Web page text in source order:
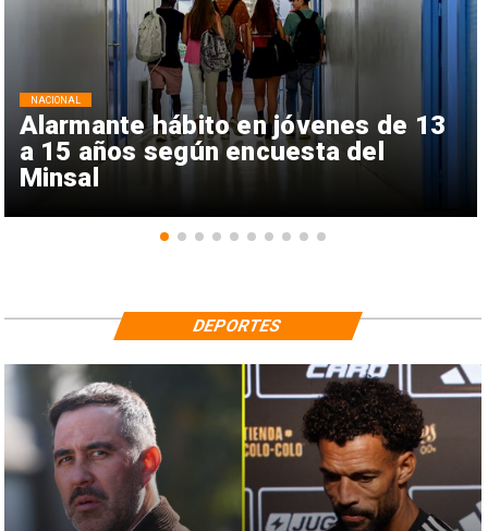
Alarmante hábito en jóvenes de 13
a 15 años según encuesta del
Minsal
NACIONAL
DEPORTES